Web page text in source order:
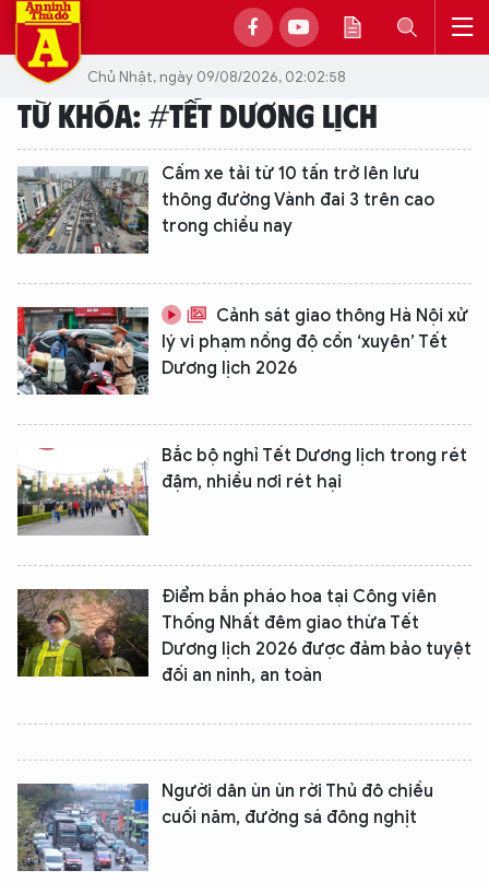
Chủ Nhật, ngày 09/08/2026, 02:02:58
TỪ KHÓA: #TẾT DƯƠNG LỊCH
Cấm xe tải từ 10 tấn trở lên lưu
thông đường Vành đai 3 trên cao
trong chiều nay
Cảnh sát giao thông Hà Nội xử
lý vi phạm nồng độ cồn ‘xuyên’ Tết
Dương lịch 2026
Bắc bộ nghỉ Tết Dương lịch trong rét
đậm, nhiều nơi rét hại
Điểm bắn pháo hoa tại Công viên
Thống Nhất đêm giao thừa Tết
Dương lịch 2026 được đảm bảo tuyệt
đối an ninh, an toàn
Người dân ùn ùn rời Thủ đô chiều
cuối năm, đường sá đông nghịt